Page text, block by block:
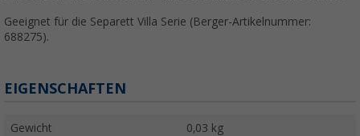
Geeignet für die Separett Villa Serie (Berger-Artikelnummer:
688275).
EIGENSCHAFTEN
Gewicht 0,03 kg